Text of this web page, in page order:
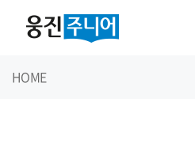
HOME